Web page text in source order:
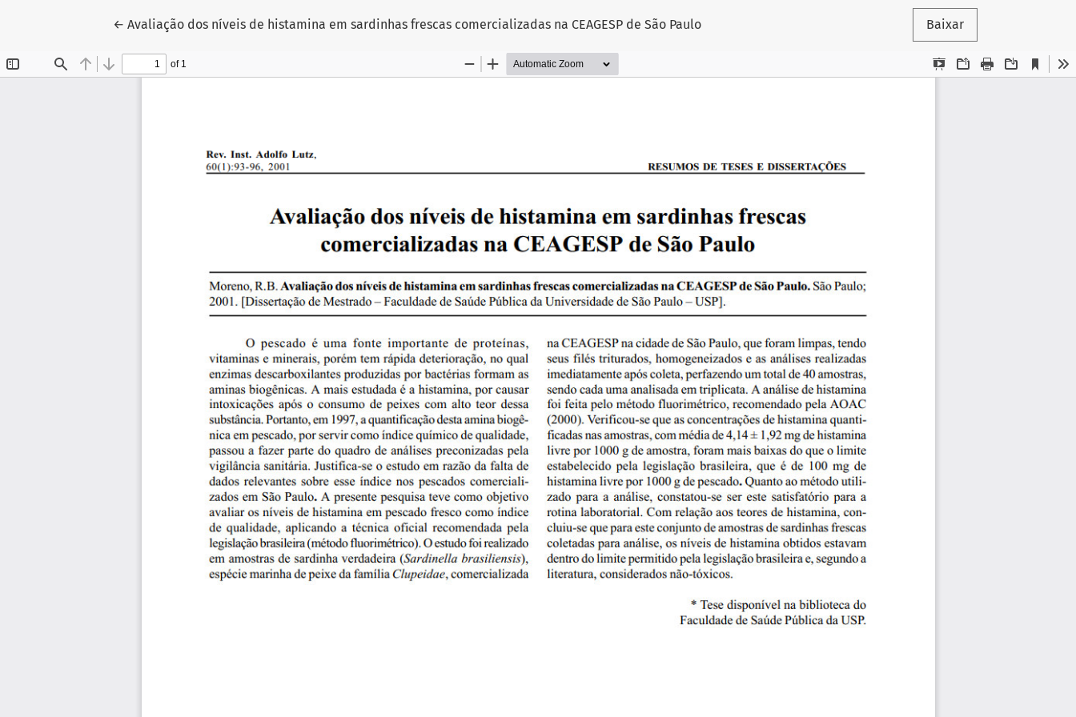
← Voltar aos Detalhes do Artigo
Avaliação dos níveis de histamina em sardinhas frescas comercializadas na CEAGESP de São Paulo Baixar